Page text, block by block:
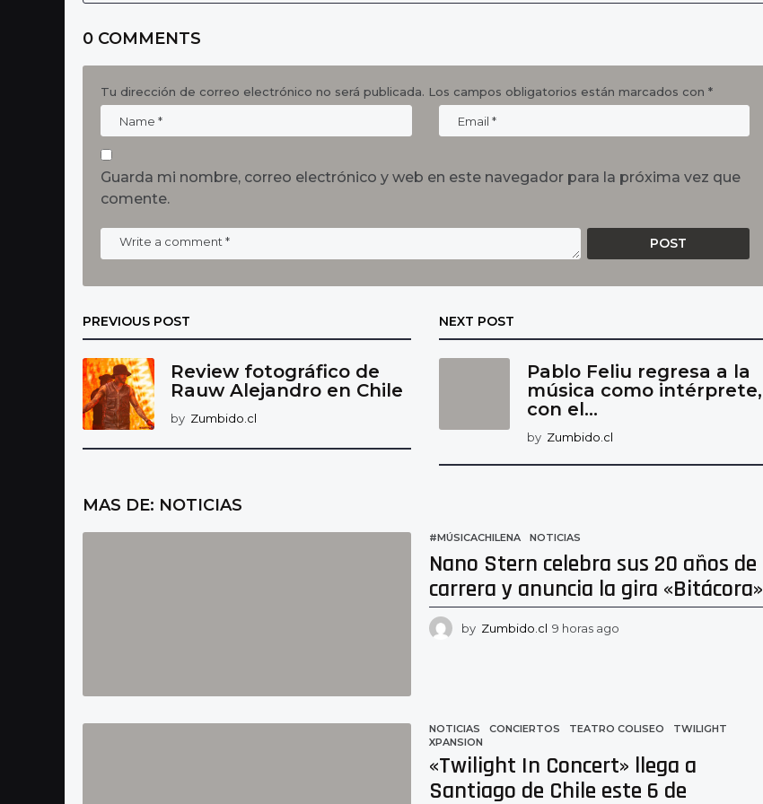
i
o
0 COMMENTS
Tu dirección de correo electrónico no será publicada. Los campos obligatorios están marcados con *
Guarda mi nombre, correo electrónico y web en este navegador para la próxima vez que
comente.
PREVIOUS POST
Review fotográfico de
Rauw Alejandro en Chile
by Zumbido.cl
NEXT POST
Pablo Feliu regresa a la
música como intérprete,
con el...
by Zumbido.cl
MAS DE: NOTICIAS
#MÚSICACHILENA ,NOTICIAS
Nano Stern celebra sus 20 años de
carrera y anuncia la gira «Bitácora»
by Zumbido.cl 9 horas ago
a
o
NOTICIAS CONCIERTOS ,TEATRO COLISEO ,TWILIGHT
XPANSION
«Twilight In Concert» llega a
Santiago de Chile este 6 de